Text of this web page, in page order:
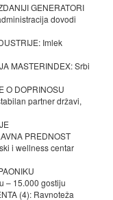
GENERATORI
dovodi
Imlek
MASTERINDEX: Srbi
O DOPRINOSU
partner državi,
PREDNOST
i wellness centar
– 15.000 gostiju
(4): Ravnoteža